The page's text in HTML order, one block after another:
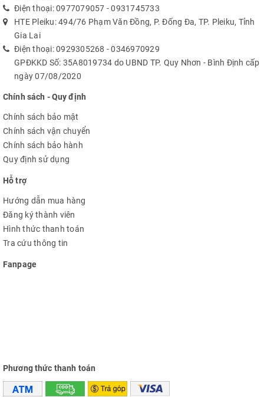
Điện thoại:0977079057 -0931745733
HTE Pleiku: 494/76 Phạm Văn Đồng, P. Đống Đa, TP. Pleiku, Tỉnh
Gia Lai
Điện thoại:0929305268 -0346970929
GPĐKKD Số: 35A8019734 do UBND TP. Quy Nhơn - Bình Định cấp
ngày 07/08/2020
Chính sách - Quy định
Chính sách bảo mật
Chính sách vận chuyển
Chính sách bảo hành
Quy định sử dụng
Hỗ trợ
Hướng dẫn mua hàng
Đăng ký thành viên
Hình thức thanh toán
Tra cứu thông tin
Fanpage
Phương thức thanh toán